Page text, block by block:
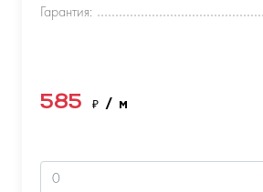
Гарантия:
585 ₽ / м